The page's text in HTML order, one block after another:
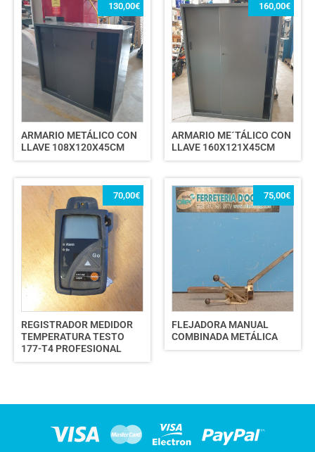
ARMARIO METÁLICO CON
LLAVE 108X120X45CM
130,00€
ARMARIO ME´TÁLICO CON
LLAVE 160X121X45CM
160,00€
REGISTRADOR MEDIDOR
TEMPERATURA TESTO
177-T4 PROFESIONAL
70,00€
FLEJADORA MANUAL
COMBINADA METÁLICA
75,00€